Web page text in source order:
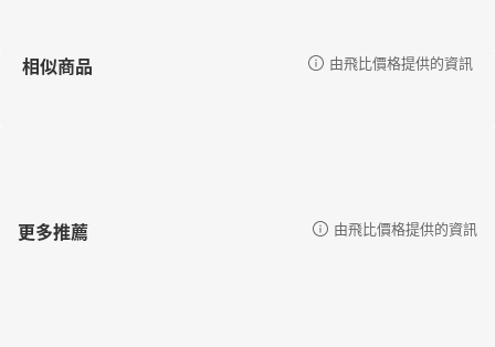
相似商品 由飛比價格提供的資訊
更多推薦 由飛比價格提供的資訊